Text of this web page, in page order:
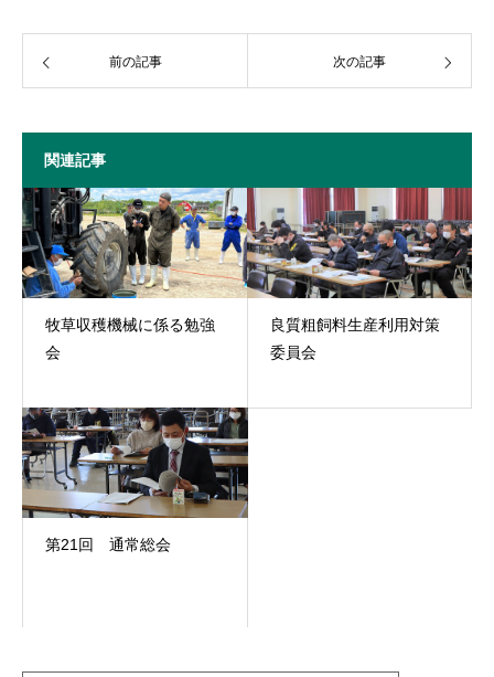
前の記事 次の記事
関連記事
牧草収穫機械に係る勉強
会
良質粗飼料生産利用対策
委員会
第21回 通常総会